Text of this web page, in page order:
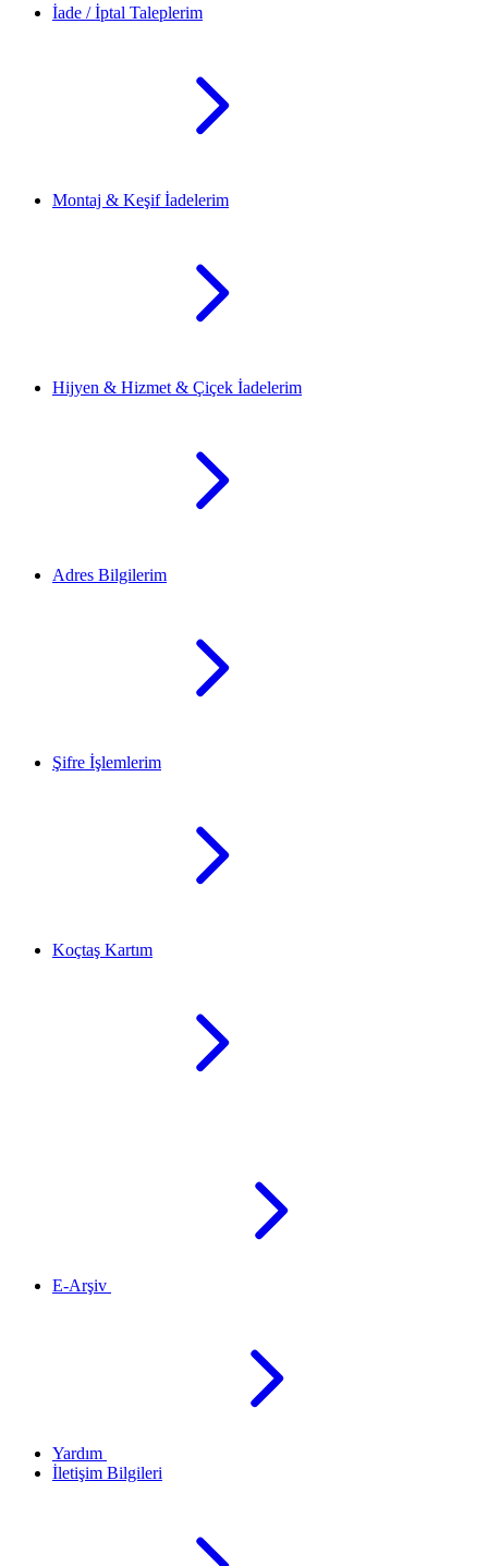
İade / İptal Taleplerim
Montaj & Keşif İadelerim
Hijyen & Hizmet & Çiçek İadelerim
Adres Bilgilerim
Şifre İşlemlerim
Koçtaş Kartım
E-Arşiv
Yardım
İletişim Bilgileri